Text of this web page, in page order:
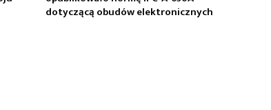
dotyczącą obudów elektronicznych